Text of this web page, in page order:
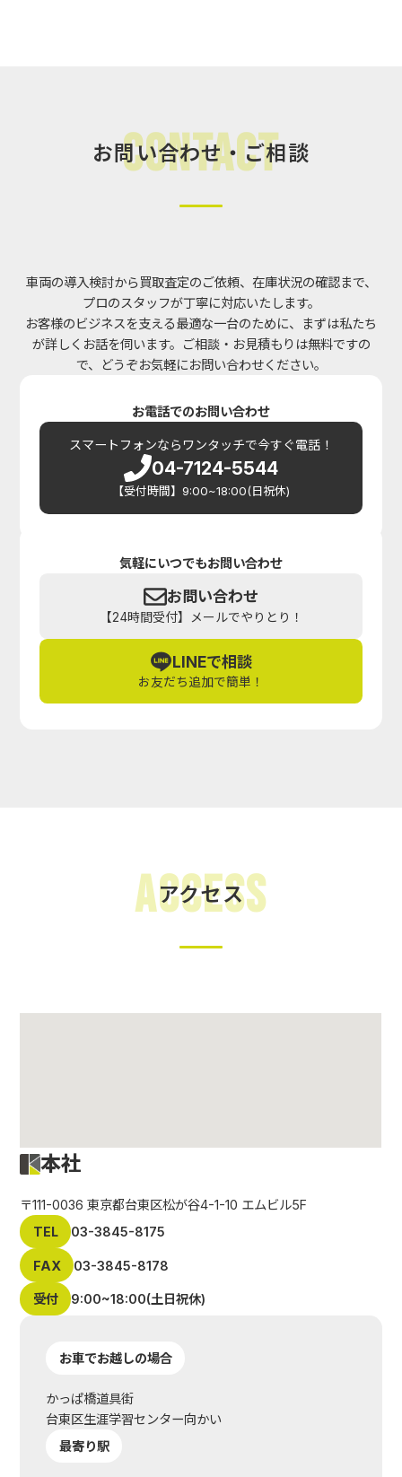
お問い合わせ・ご相談
Contact
車両の導入検討から買取査定のご依頼、在庫状況の確認まで、
プロのスタッフが丁寧に対応いたします。
お客様のビジネスを支える最適な一台のために、まずは私たち
が詳しくお話を伺います。ご相談・お見積もりは無料ですの
で、どうぞお気軽にお問い合わせください。
お電話でのお問い合わせ
スマートフォンなら ワンタッチで今すぐ電話！
04-7124-5544
【受付時間】9:00~18:00(日祝休)
気軽にいつでもお問い合わせ
お問い合わせ
【24時間受付】メールでやりとり！
LINEで相談
お友だち追加で簡単！
アクセス
Access
本社
〒111-0036 東京都台東区松が谷4-1-10 エムビル5F
TEL
03-3845-8175
FAX 03-3845-8178
受付 9:00~18:00(土日祝休)
お車でお越しの場合
かっぱ橋道具街
台東区生涯学習センター向かい
最寄り駅